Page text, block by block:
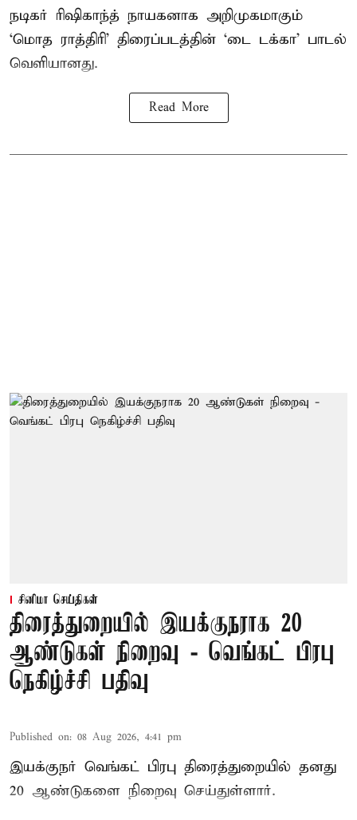
நடிகர் ரிஷிகாந்த் நாயகனாக அறிமுகமாகும்
‘மொத ராத்திரி’ திரைப்படத்தின் ‘டை டக்கா’ பாடல்
வெளியானது.
Read More
சினிமா செய்திகள்
திரைத்துறையில் இயக்குநராக 20
ஆண்டுகள் நிறைவு - வெங்கட் பிரபு
நெகிழ்ச்சி பதிவு
Published on: 08 Aug 2026, 4:41 pm
இயக்குநர் வெங்கட் பிரபு திரைத்துறையில் தனது
20 ஆண்டுகளை நிறைவு செய்துள்ளார்.